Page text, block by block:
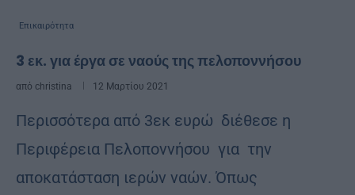
Επικαιρότητα
3 εκ. για έργα σε ναούς της πελοποννήσου
από christina 12 Μαρτίου 2021
Περισσότερα από 3εκ ευρώ διέθεσε η
Περιφέρεια Πελοποννήσου για την
αποκατάσταση ιερών ναών. Όπως